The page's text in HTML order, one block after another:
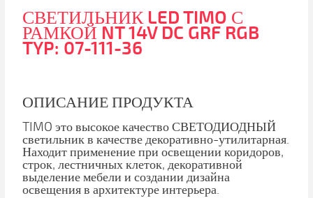
СВЕТИЛЬНИК LED TIMO С
РАМКОЙ NT 14V DC GRF RGB
TYP: 07-111-36
ОПИСАНИЕ ПРОДУКТА
TIMO это высокое качество СВЕТОДИОДНЫЙ
светильник в качестве декоративно-утилитарная.
Находит применение при освещении коридоров,
строк, лестничных клеток, декоративной
выделение мебели и создании дизайна
освещения в архитектуре интерьера.